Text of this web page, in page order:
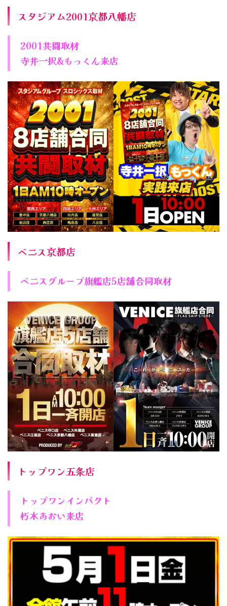
スタジアム2001京都八幡店
2001共闘取材
寺井一択&もっくん来店
ベニス京都店
ベニスグループ旗艦店5店舗合同取材
トップワン五条店
トップワンインパクト
朽木あおい来店